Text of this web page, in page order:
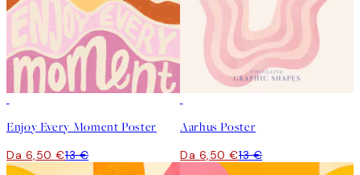
Enjoy Every Moment Poster
Da 6,50 €13 €
Aarhus Poster
Da 6,50 €13 €